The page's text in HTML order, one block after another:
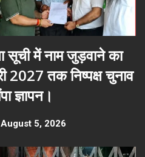
सूची में नाम जुड़वाने का
2027 तक निष्पक्ष चुनाव
ज्ञापन।
August 5, 2026